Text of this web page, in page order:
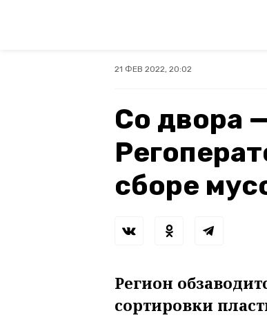
21 ФЕВ 2022, 20:02
Со двора
сборе
Регион
сортировки